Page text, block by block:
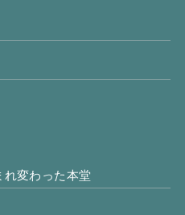
れ変わった本堂